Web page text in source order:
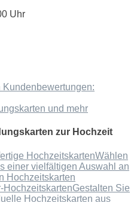
Uhr
Kundenbewertungen:
und mehr
zur Hochzeit
HochzeitskartenWählen
einer vielfältigen Auswahl an
Hochzeitskarten
HochzeitskartenGestalten Sie
Hochzeitskarten aus